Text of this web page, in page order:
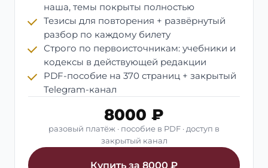
наша, темы покрыты полностью
Тезисы для повторения + развёрнутый
разбор по каждому билету
Строго по первоисточникам: учебники и
кодексы в действующей редакции
PDF-пособие на 370 страниц + закрытый
Telegram-канал
8000 ₽
разовый платёж · пособие в PDF · доступ в
закрытый канал
Купить за 8000 ₽